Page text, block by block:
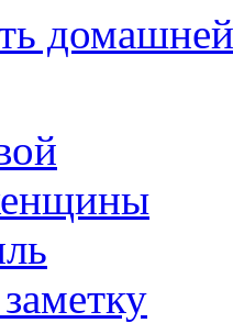
домашней